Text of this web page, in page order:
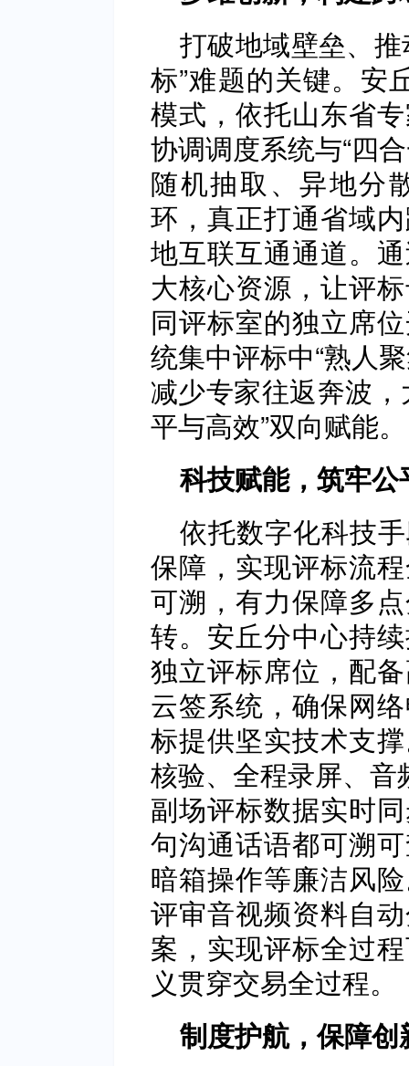
打破地域壁垒、
标”难题的关键。安
模式，依托山东省
协调调度系统与“四
随机抽取、异地分
环，真正打通省域
地互联互通通道。
大核心资源，让评
同评标室的独立席
统集中评标中“熟人
减少专家往返奔波
平与高效”双向赋能。
科技赋能，筑牢
依托数字化科技
保障，实现评标流
可溯，有力保障多
转。安丘分中心持
独立评标席位，配
云签系统，确保网
标提供坚实技术支
核验、全程录屏、音
副场评标数据实时
句沟通话语都可溯
暗箱操作等廉洁风
评审音视频资料自
案，实现评标全过
义贯穿交易全过程。
制度护航，保障